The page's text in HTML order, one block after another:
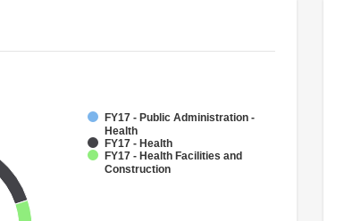
FY17 - Public Administration -
Health
FY17 - Health
FY17 - Health Facilities and
Construction